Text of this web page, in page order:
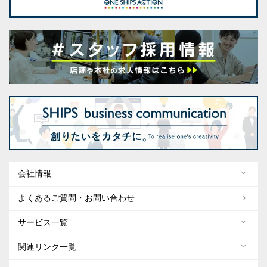
会社情報
よくあるご質問・お問い合わせ
サービス一覧
関連リンク一覧